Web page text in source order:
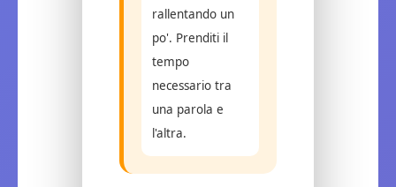
rallentando un
po'. Prenditi il
tempo
necessario tra
una parola e
l'altra.